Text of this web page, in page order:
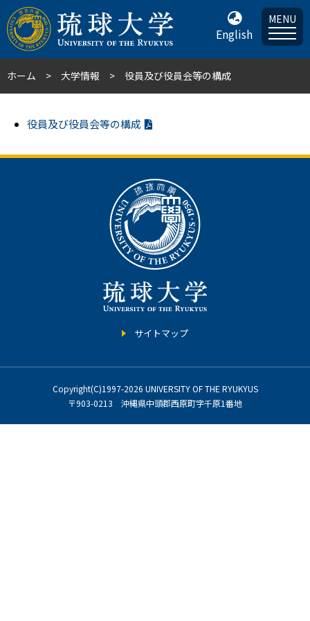
English
MENU
ホーム 大学情報 役員及び役員会等の構成
役員及び役員会等の構成
サイトマップ
Copyright(C)1997-2026 UNIVERSITY OF THE RYUKYUS
〒903-0213 沖縄県中頭郡西原町字千原1番地